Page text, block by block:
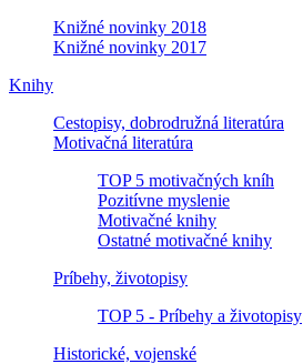
Knižné novinky 2018
Knižné novinky 2017
Knihy
Cestopisy, dobrodružná literatúra
Motivačná literatúra
TOP 5 motivačných kníh
Pozitívne myslenie
Motivačné knihy
Ostatné motivačné knihy
Príbehy, životopisy
TOP 5 - Príbehy a životopisy
Historické, vojenské